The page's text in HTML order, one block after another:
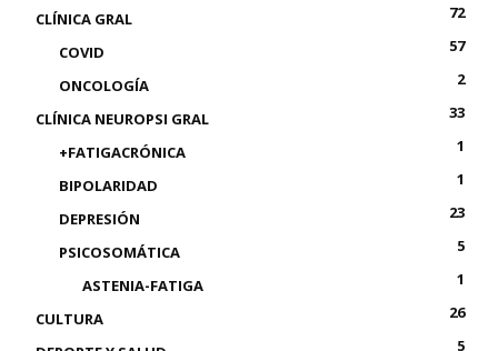
CLÍNICA GRAL
72
COVID
57
ONCOLOGÍA
2
CLÍNICA NEUROPSI GRAL
33
+FATIGACRÓNICA
1
BIPOLARIDAD
1
DEPRESIÓN
23
PSICOSOMÁTICA
5
ASTENIA-FATIGA
1
CULTURA
26
5